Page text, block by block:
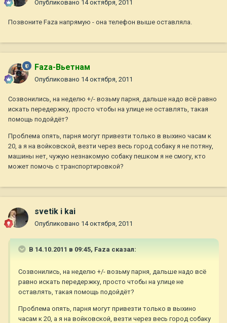
Опубликовано 14 октября, 2011
Позвоните Faza напрямую - она телефон выше оставляла.
Faza-Вьетнам
Опубликовано 14 октября, 2011
Созвонились, на неделю +/- возьму парня, дальше надо всё равно
искать передержку, просто чтобы на улице не оставлять, такая
помощь подойдёт?
Проблема опять, парня могут привезти только в выхино часам к
20, а я на войковской, везти через весь город собаку я не потяну,
машины нет, чужую незнакомую собаку пешком я не смогу, кто
может помочь с транспортировкой?
svetik i kai
Опубликовано 14 октября, 2011
В 14.10.2011 в 09:45, Faza сказал:
Созвонились, на неделю +/- возьму парня, дальше надо всё
равно искать передержку, просто чтобы на улице не
оставлять, такая помощь подойдёт?
Проблема опять, парня могут привезти только в выхино
часам к 20, а я на войковской, везти через весь город собаку